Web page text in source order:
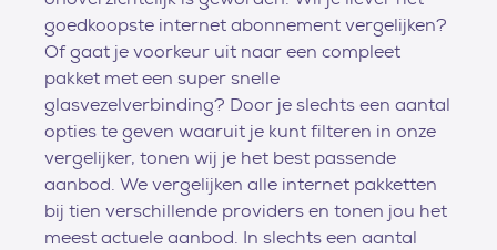
goedkoopste internet abonnement vergelijken?
Of gaat je voorkeur uit naar een compleet
pakket met een super snelle
glasvezelverbinding? Door je slechts een aantal
opties te geven waaruit je kunt filteren in onze
vergelijker, tonen wij je het best passende
aanbod. We vergelijken alle internet pakketten
bij tien verschillende providers en tonen jou het
meest actuele aanbod. In slechts een aantal